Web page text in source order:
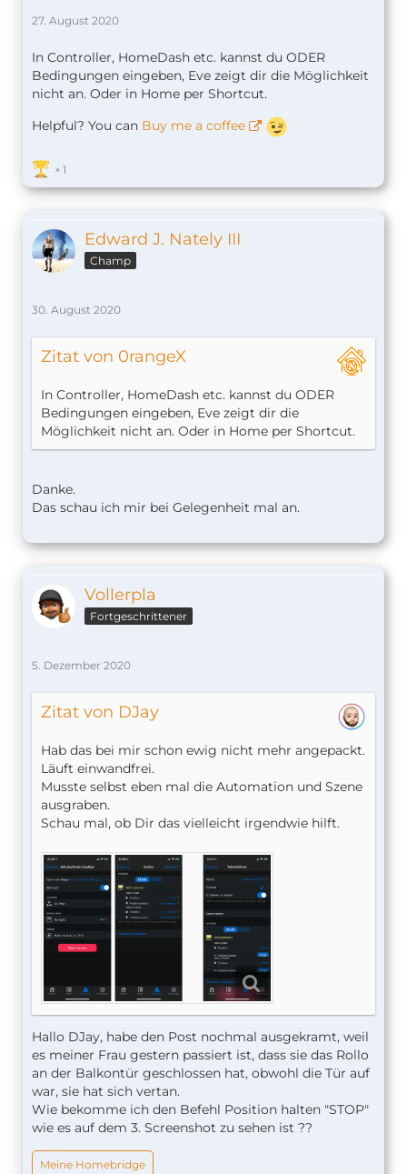
27. August 2020
In Controller, HomeDash etc. kannst du ODER
Bedingungen eingeben, Eve zeigt dir die Möglichkeit
nicht an. Oder in Home per Shortcut.
Helpful? You can Buy me a coffee
1
Edward J. Nately III
Champ
30. August 2020
Zitat von 0rangeX
In Controller, HomeDash etc. kannst du ODER
Bedingungen eingeben, Eve zeigt dir die
Möglichkeit nicht an. Oder in Home per Shortcut.
Danke.
Das schau ich mir bei Gelegenheit mal an.
Vollerpla
Fortgeschrittener
5. Dezember 2020
Zitat von DJay
Hab das bei mir schon ewig nicht mehr angepackt.
Läuft einwandfrei.
Musste selbst eben mal die Automation und Szene
ausgraben.
Schau mal, ob Dir das vielleicht irgendwie hilft.
Hallo DJay, habe den Post nochmal ausgekramt, weil
es meiner Frau gestern passiert ist, dass sie das Rollo
an der Balkontür geschlossen hat, obwohl die Tür auf
war, sie hat sich vertan.
Wie bekomme ich den Befehl Position halten "STOP"
wie es auf dem 3. Screenshot zu sehen ist ??
Meine Homebridge